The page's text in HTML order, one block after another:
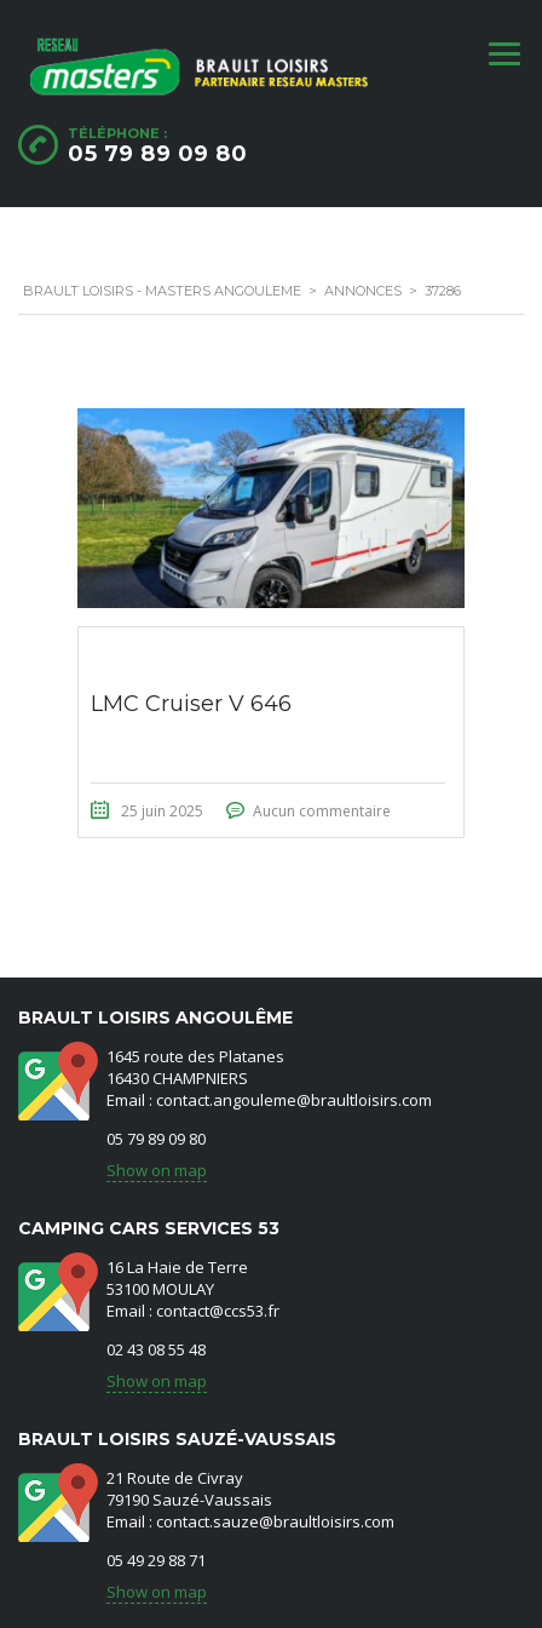
TÉLÉPHONE :
05 79 89 09 80
BRAULT LOISIRS - MASTERS ANGOULEME > ANNONCES > 37286
LMC Cruiser V 646
25 juin 2025 Aucun commentaire
BRAULT LOISIRS ANGOULÊME
1645 route des Platanes
16430 CHAMPNIERS
Email : contact.angouleme@braultloisirs.com
05 79 89 09 80
Show on map
CAMPING CARS SERVICES 53
16 La Haie de Terre
53100 MOULAY
Email : contact@ccs53.fr
02 43 08 55 48
Show on map
BRAULT LOISIRS SAUZÉ-VAUSSAIS
21 Route de Civray
79190 Sauzé-Vaussais
Email : contact.sauze@braultloisirs.com
05 49 29 88 71
Show on map